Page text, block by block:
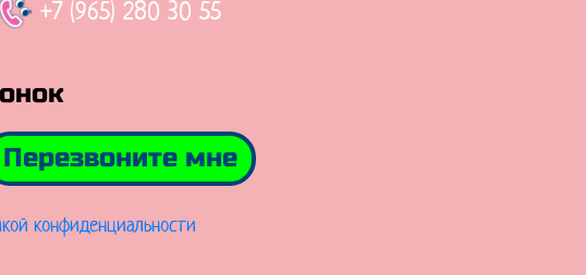
+7 (965) 280 30 55
Перезвоните мне
конфиденциальности